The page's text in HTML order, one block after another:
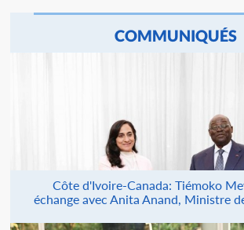
COMMUNIQUÉS
Côte d'Ivoire-Canada: Tiémoko
échange avec Anita Anand, Ministre